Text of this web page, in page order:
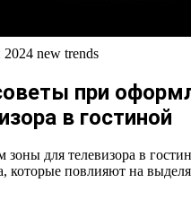
new trends
при
в гостиной
для телевизора в
которые повлияют на